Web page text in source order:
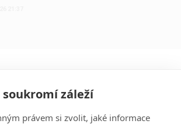
soukromí záleží
právem si zvolit, jaké informace